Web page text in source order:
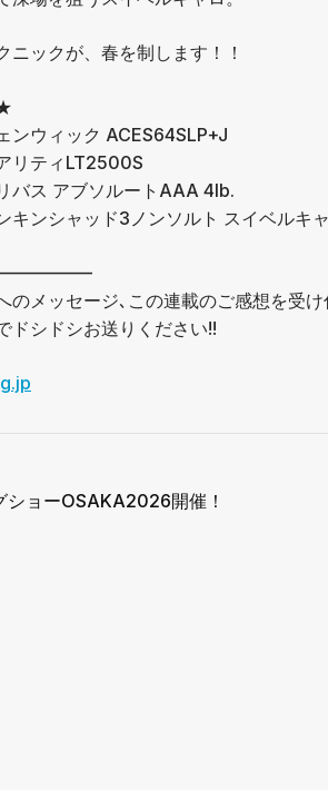
ニックが、春を制します！！
ンウィック ACES64SLP+J
リティLT2500S
バス アブソルートAAA 4lb.
キンシャッド3ノンソルト スイベルキ
のメッセージ､この連載のご感想を受
ドシドシお送りください!!
ショーOSAKA2026開催！